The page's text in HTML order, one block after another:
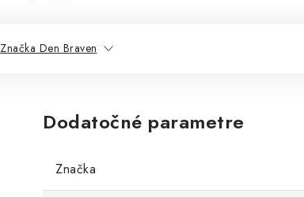
Značka Den Braven
Dodatočné parametre
Značka